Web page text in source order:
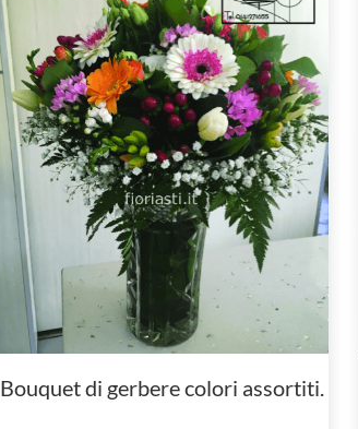
Bouquet di gerbere colori assortiti.